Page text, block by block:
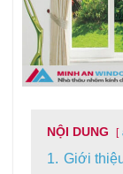
NỘI DUNG
1. Giới